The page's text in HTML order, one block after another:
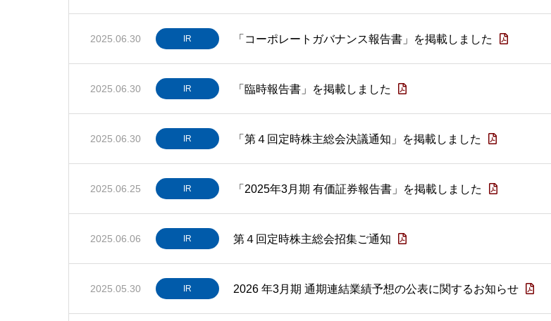
2025.06.30 IR 「コーポレートガバナンス報告書」を掲載しました
2025.06.30 IR 「臨時報告書」を掲載しました
2025.06.30 IR 「第４回定時株主総会決議通知」を掲載しました
2025.06.25 IR 「2025年3月期 有価証券報告書」を掲載しました
2025.06.06 IR 第４回定時株主総会招集ご通知
2025.05.30 IR 2026 年3月期 通期連結業績予想の公表に関するお知らせ